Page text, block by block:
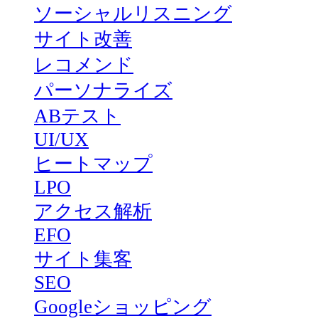
ソーシャルリスニング
サイト改善
レコメンド
パーソナライズ
ABテスト
UI/UX
ヒートマップ
LPO
アクセス解析
EFO
サイト集客
SEO
Googleショッピング